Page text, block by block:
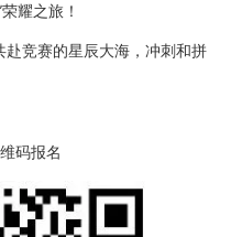
耀之旅！
竞赛的星辰大海，冲刺和拼
码报名